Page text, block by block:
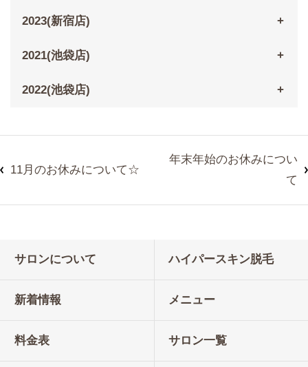
2023(新宿店)
2021(池袋店)
2022(池袋店)
11月のお休みについて☆
年末年始のお休みについ
て
サロンについて ハイパースキン脱毛
新着情報 メニュー
料金表 サロン一覧